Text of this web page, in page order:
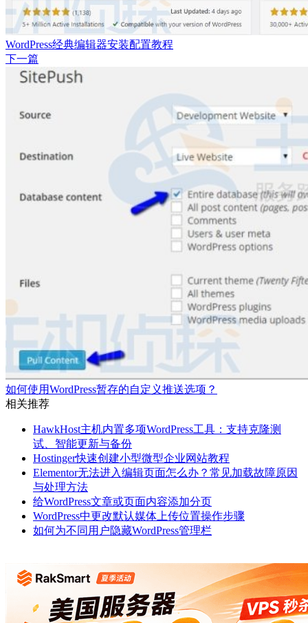
WordPress经典编辑器安装配置教程
下一篇
如何使用WordPress暂存的自定义推送选项？
相关推荐
HawkHost主机内置多项WordPress工具：支持克隆测
试、智能更新与备份
Hostinger快速创建小型微型企业网站教程
Elementor无法进入编辑页面怎么办？常见加载故障原因
与处理方法
给WordPress文章或页面内容添加分页
WordPress中更改默认媒体上传位置操作步骤
如何为不同用户隐藏WordPress管理栏